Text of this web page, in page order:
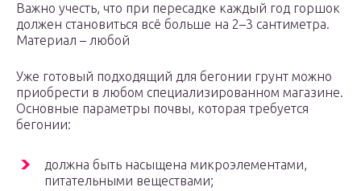
Важно учесть, что при пересадке каждый год горшок
должен становиться всё больше на 2–3 сантиметра.
Материал – любой
Уже готовый подходящий для бегонии грунт можно
приобрести в любом специализированном магазине.
Основные параметры почвы, которая требуется
бегонии:
должна быть насыщена микроэлементами,
питательными веществами;